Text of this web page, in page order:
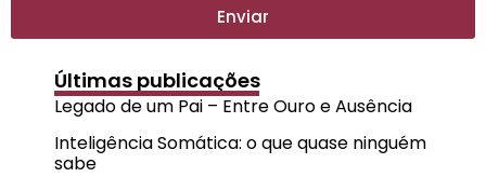
Enviar
Últimas publicações
Legado de um Pai – Entre Ouro e Ausência
Inteligência Somática: o que quase ninguém
sabe